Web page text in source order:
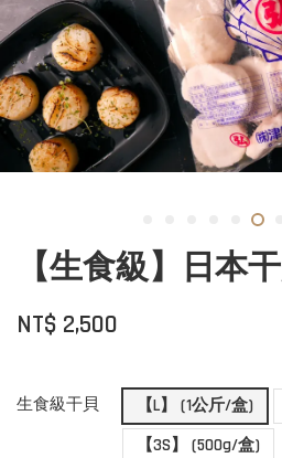
【生食級】日本
NT$ 2,500
生食級干貝 【L】 (1公斤/盒)
【3S】 (500g/盒)